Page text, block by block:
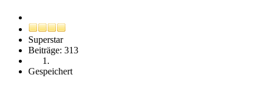
Superstar
Beiträge: 313
Gespeichert